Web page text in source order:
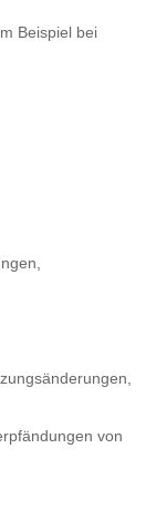
Beispiel bei
von